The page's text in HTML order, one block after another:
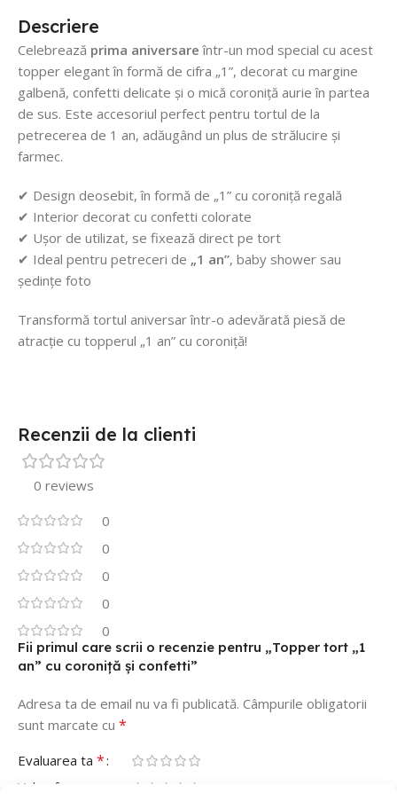
Descriere
Celebrează prima aniversare într-un mod special cu acest
topper elegant în formă de cifra „1”, decorat cu margine
galbenă, confetti delicate și o mică coroniță aurie în partea
de sus. Este accesoriul perfect pentru tortul de la
petrecerea de 1 an, adăugând un plus de strălucire și
farmec.
✔ Design deosebit, în formă de „1” cu coroniță regală
✔ Interior decorat cu confetti colorate
✔ Ușor de utilizat, se fixează direct pe tort
✔ Ideal pentru petreceri de „1 an”, baby shower sau
ședințe foto
Transformă tortul aniversar într-o adevărată piesă de
atracție cu topperul „1 an” cu coroniță!
Recenzii de la clienti
0 reviews
0
0
0
0
0
Fii primul care scrii o recenzie pentru „Topper tort „1
an” cu coroniță și confetti”
Adresa ta de email nu va fi publicată. Câmpurile obligatorii
sunt marcate cu *
Evaluarea ta *
Value for money